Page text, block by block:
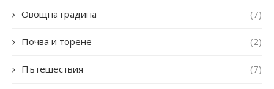
Овощна градина (7)
Почва и торене (2)
Пътешествия (7)